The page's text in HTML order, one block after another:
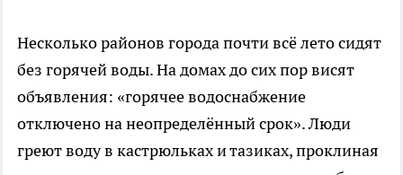
Несколько районов города почти всё лето сидят
без горячей воды. На домах до сих пор висят
объявления: «горячее водоснабжение
отключено на неопределённый срок». Люди
греют воду в кастрюльках и тазиках, проклиная